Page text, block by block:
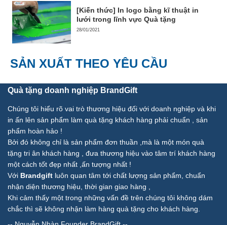
[Kiến thức] In logo bằng kĩ thuật in
lưới trong lĩnh vực Quà tặng
28/01/2021
SẢN XUẤT THEO YÊU CẦU
Quà tặng doanh nghiệp BrandGift
Chúng tôi hiểu rõ vai trò thương hiệu đối với doanh nghiệp và khi
in ấn lên sản phẩm làm quà tặng khách hàng phải chuẩn , sản
phẩm hoàn hảo !
Bởi đó không chỉ là sản phẩm đơn thuần ,mà là một món quà
tặng tri ân khách hàng , đưa thương hiệu vào tâm trí khách hàng
một cách tốt đẹp nhất ,ấn tượng nhất !
Với Brandgift luôn quan tâm tới chất lượng sản phẩm, chuẩn
nhận diện thương hiệu, thời gian giao hàng ,
Khi cảm thấy một trong những vấn đề trên chúng tôi không dám
chắc thì sẽ không nhận làm hàng quà tặng cho khách hàng.